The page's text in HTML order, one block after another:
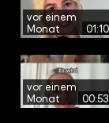
vor einem
Monat
01:10
vor einem
Monat
00:53